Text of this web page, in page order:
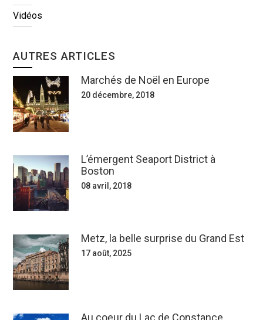
Vidéos
AUTRES ARTICLES
Marchés de Noël en Europe
20 décembre, 2018
L’émergent Seaport District à
Boston
08 avril, 2018
Metz, la belle surprise du Grand Est
17 août, 2025
Au coeur du Lac de Constance